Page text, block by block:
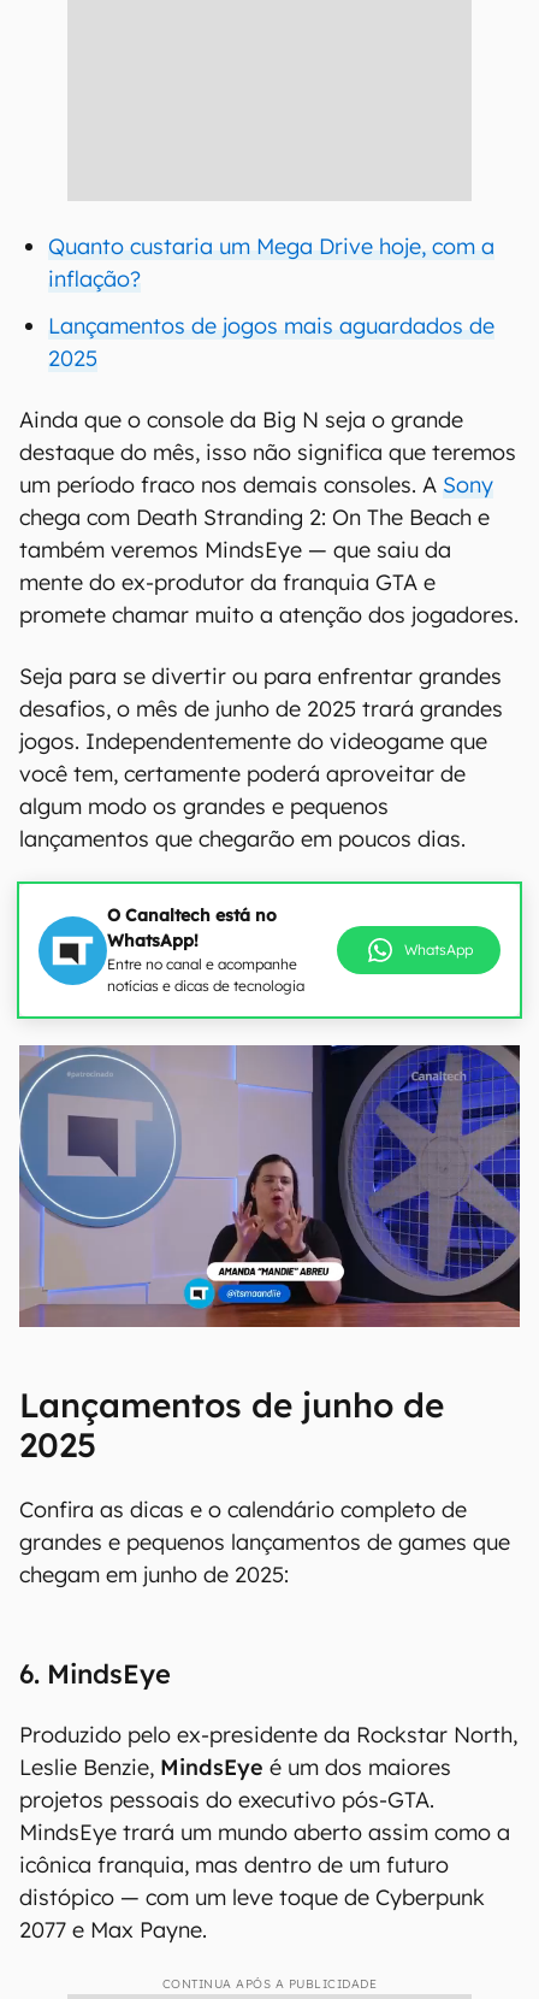
Quanto custaria um Mega Drive hoje, com a
inflação?
Lançamentos de jogos mais aguardados de
2025
Ainda que o console da Big N seja o grande
destaque do mês, isso não significa que teremos
um período fraco nos demais consoles. A Sony
chega com Death Stranding 2: On The Beach e
também veremos MindsEye — que saiu da
mente do ex-produtor da franquia GTA e
promete chamar muito a atenção dos jogadores.
Seja para se divertir ou para enfrentar grandes
desafios, o mês de junho de 2025 trará grandes
jogos. Independentemente do videogame que
você tem, certamente poderá aproveitar de
algum modo os grandes e pequenos
lançamentos que chegarão em poucos dias.
O Canaltech está no
WhatsApp!
Entre no canal e acompanhe
notícias e dicas de tecnologia
WhatsApp
Lançamentos de junho de
2025
Confira as dicas e o calendário completo de
grandes e pequenos lançamentos de games que
chegam em junho de 2025:
6. MindsEye
Produzido pelo ex-presidente da Rockstar North,
Leslie Benzie, MindsEye é um dos maiores
projetos pessoais do executivo pós-GTA.
MindsEye trará um mundo aberto assim como a
icônica franquia, mas dentro de um futuro
distópico — com um leve toque de Cyberpunk
2077 e Max Payne.
CONTINUA APÓS A PUBLICIDADE